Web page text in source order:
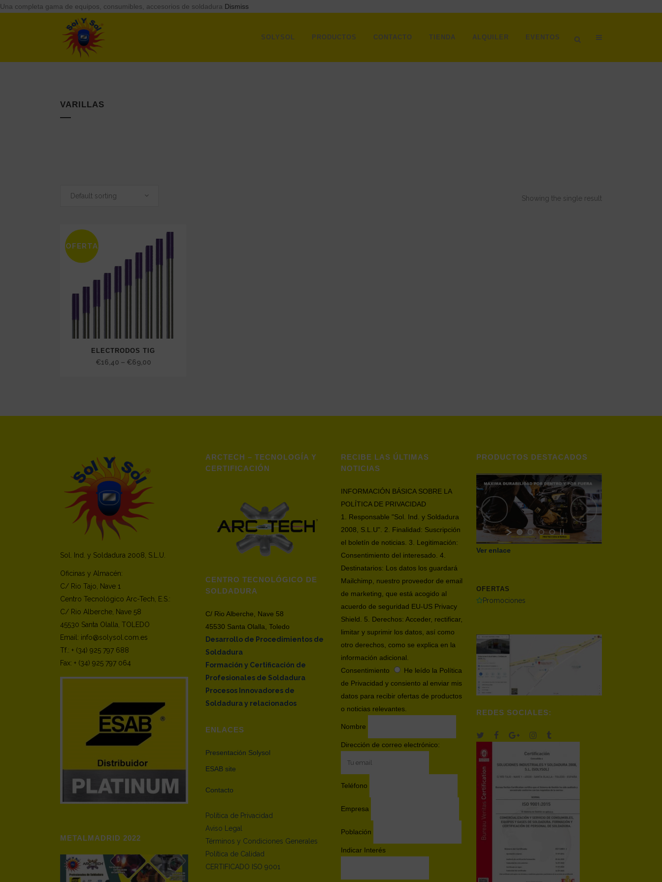
Una completa gama de equipos, consumibles, accesorios de soldadura Dismiss
SOLYSOL PRODUCTOS CONTACTO TIENDA ALQUILER EVENTOS
VARILLAS
Showing the single result
Default sorting
OFERTA
ELECTRODOS TIG
€16,40 – €69,00Price
Sol. Ind. y Soldadura 2008, S.L.U.
Oficinas y Almacén:
C/ Rio Tajo, Nave 1
Centro Tecnológico Arc-Tech, E.S.:
C/ Rio Alberche, Nave 58
45530 Santa Olalla, TOLEDO
Email: info@solysol.com.es
Tf.: + (34) 925 797 688
Fax: + (34) 925 797 064
METALMADRID 2022
ARCTECH – TECNOLOGÍA Y
CERTIFICACIÓN
CENTRO TECNOLÓGICO DE
SOLDADURA
C/ Rio Alberche, Nave 58
45530 Santa Olalla, Toledo
Desarrollo de Procedimientos de
Soldadura
Formación y Certificación de
Profesionales de Soldadura
Procesos Innovadores de
Soldadura y relacionados
ENLACES
Presentación Solysol
ESAB site
Contacto
Política de Privacidad
Aviso Legal
Términos y Condiciones Generales
Política de Calidad
CERTIFICADO ISO 9001
RECIBE LAS ÚLTIMAS
NOTICIAS
INFORMACIÓN BÁSICA SOBRE LA
POLÍTICA DE PRIVACIDAD
1. Responsable "Sol. Ind. y Soldadura
2008, S.L.U". 2. Finalidad: Suscripción
el boletín de noticias. 3. Legitimación:
Consentimiento del interesado. 4.
Destinatarios: Los datos los guardará
Mailchimp, nuestro proveedor de email
de marketing, que está acogido al
acuerdo de seguridad EU-US Privacy
Shield. 5. Derechos: Acceder, rectificar,
limitar y suprimir los datos, así como
otro derechos, como se explica en la
información adicional.
Consentimiento
He leído la Política
de Privacidad y consiento al enviar mis
datos para recibir ofertas de productos
o noticias relevantes.
Nombre
Dirección de correo electrónico:
Teléfono
Empresa
Población
Indicar Interés
PRODUCTOS DESTACADOS
Ver enlace
OFERTAS
Promociones
REDES SOCIALES: